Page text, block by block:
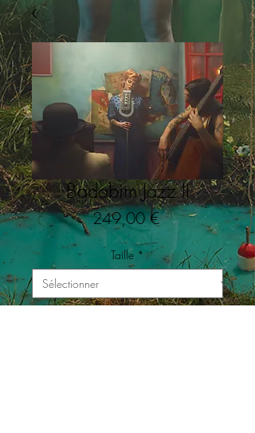
Badabim Jazz II
249,00 €Prix
Taille *